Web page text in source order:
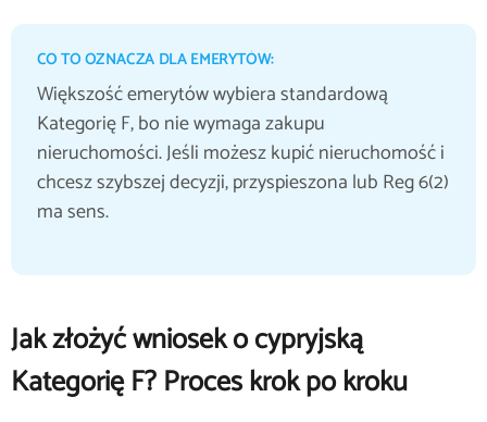
CO TO OZNACZA DLA EMERYTÓW:
Większość emerytów wybiera standardową
Kategorię F, bo nie wymaga zakupu
nieruchomości. Jeśli możesz kupić nieruchomość i
chcesz szybszej decyzji, przyspieszona lub Reg 6(2)
ma sens.
Jak złożyć wniosek o cypryjską
Kategorię F? Proces krok po kroku